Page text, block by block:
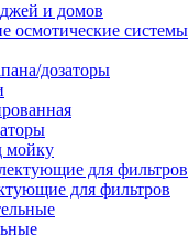
и домов
осмотические системы
дозаторы
мойку
для фильтров